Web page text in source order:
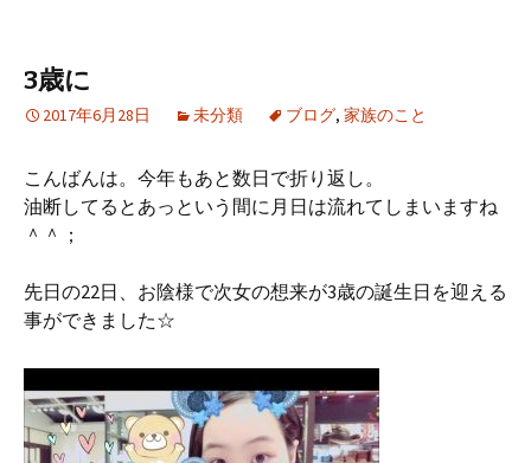
3歳に
2017年6月28日 未分類 ブログ, 家族のこと
こんばんは。今年もあと数日で折り返し。
油断してるとあっという間に月日は流れてしまいますね
＾＾；
先日の22日、お陰様で次女の想来が3歳の誕生日を迎える
事ができました☆